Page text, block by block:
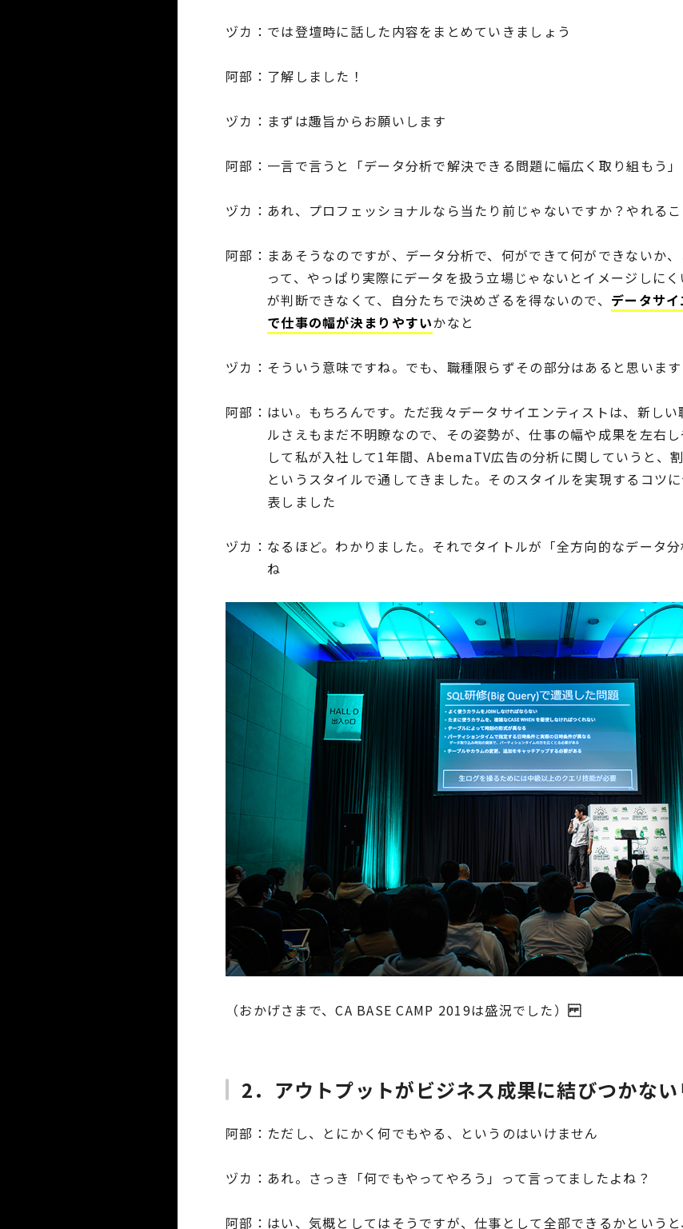
ヅカ では登壇時に話した内容をまとめていきましょう
阿部 了解しました！
ヅカ まずは趣旨からお願いします
阿部 一言で言うと「データ分析で解決できる問題に幅広く取り組もう
ヅカ あれ、プロフェッショナルなら当たり前じゃないですか？やれる
阿部
まあそうなのですが、データ分析で、何ができて何ができないか
って、やっぱり実際にデータを扱う立場じゃないとイメージしに
が判断できなくて、自分たちで決めざるを得ないので、 データサ
で仕事の幅が決まりやすいかなと
ヅカ そういう意味ですね。でも、職種限らずその部分はあると思います
阿部
はい。もちろんです。ただ我々データサイエンティストは、新し
ルさえもまだ不明瞭なので、その姿勢が、仕事の幅や成果を左右
して私が入社して1年間、AbemaTV広告の分析に関していうと、
というスタイルで通してきました。そのスタイルを実現するコツ
表しました
ヅカ
なるほど。わかりました。それでタイトルが「全方向的なデータ
ね
（おかげさまで、CA BASE CAMP 2019は盛況でした）
2．アウトプットがビジネス成果に結びつかな
阿部 ただし、とにかく何でもやる、というのはいけません
ヅカ あれ。さっき「何でもやってやろう」って言ってましたよね？
阿部 はい、気概としてはそうですが、仕事として全部できるかという